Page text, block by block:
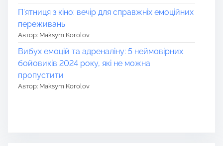
П’ятниця з кіно: вечір для справжніх емоційних
переживань
Автор: Maksym Korolov
Вибух емоцій та адреналіну: 5 неймовірних
бойовиків 2024 року, які не можна
пропустити
Автор: Maksym Korolov